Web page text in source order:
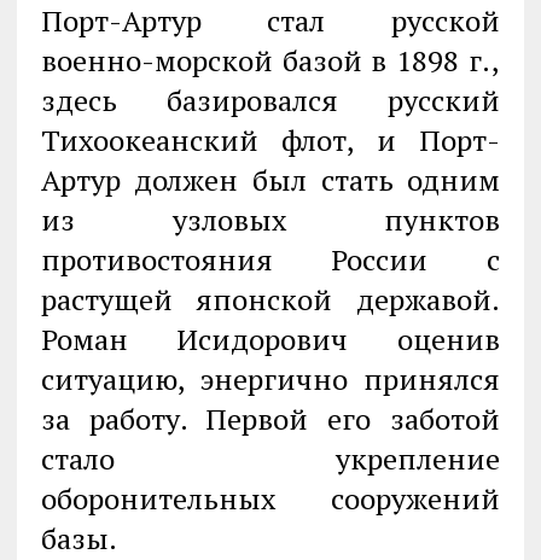
Порт-Артур стал русской
военно-морской базой в 1898 г.,
здесь базировался русский
Тихоокеанский флот, и Порт-
Артур должен был стать одним
из узловых пунктов
противостояния России с
растущей японской державой.
Роман Исидорович оценив
ситуацию, энергично принялся
за работу. Первой его заботой
стало укрепление
оборонительных сооружений
базы.